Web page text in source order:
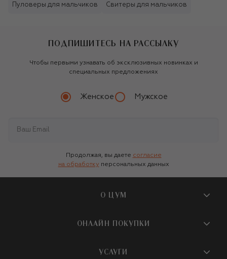
Пуловеры для мальчиков Свитеры для мальчиков
ПОДПИШИТЕСЬ НА РАССЫЛКУ
Чтобы первыми узнавать об эксклюзивных новинках и
специальных предложениях
Женское Мужское
Продолжая, вы даете согласие
на обработку персональных данных
О ЦУМ
О магазине
Бутики и ПВЗ ЦУМ
ОНЛАЙН ПОКУПКИ
УСЛУГИ